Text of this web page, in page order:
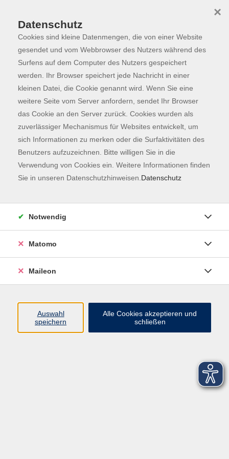
Skip to main content
Programm
Der Kurs konnte nicht gefunden werden.
Kontaktformular
Impressum
AGB
Datenschutzerklärung
Datenschutz
Cookies sind kleine Datenmengen, die von einer Website
gesendet und vom Webbrowser des Nutzers während des
Surfens auf dem Computer des Nutzers gespeichert
werden. Ihr Browser speichert jede Nachricht in einer
kleinen Datei, die Cookie genannt wird. Wenn Sie eine
weitere Seite vom Server anfordern, sendet Ihr Browser
das Cookie an den Server zurück. Cookies wurden als
zuverlässiger Mechanismus für Websites entwickelt, um
sich Informationen zu merken oder die Surfaktivitäten des
Benutzers aufzuzeichnen. Bitte willigen Sie in die
Verwendung von Cookies ein. Weitere Informationen finden
Sie in unseren Datenschutzhinweisen. Datenschutz
×
Notwendig
Matomo
Maileon
Auswahl
speichern
Alle Cookies akzeptieren und
schließen